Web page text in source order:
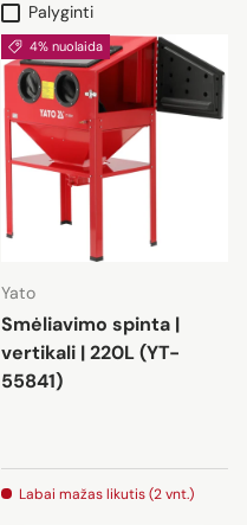
Palyginti
4% nuolaida
Yato
Smėliavimo spinta |
vertikali | 220L (YT-
55841)
Labai mažas likutis (2 vnt.)